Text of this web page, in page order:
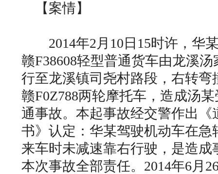
【案情】
2014年2月10日15时许，华
赣F38608轻型普通货车由龙溪
行至龙溪镇司尧村路段，右转弯
赣F0Z788两轮摩托车，造成汤
通事故。本起事故经交警作出《
书》认定：华某驾驶机动车在急
来车时未减速靠右行驶，是造成
本次事故全部责任。2014年6月